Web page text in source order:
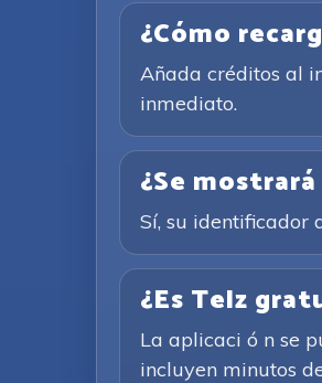
¿Cómo
Añada créditos al
inmediato.
¿Se
Sí, su identificador
¿Es Telz
La aplicaci ó n se
incluyen minutos